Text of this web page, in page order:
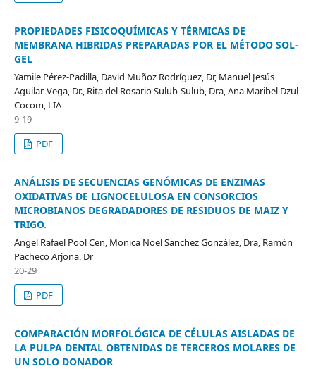
PROPIEDADES FISICOQUÍMICAS Y TÉRMICAS DE
MEMBRANA HIBRIDAS PREPARADAS POR EL MÉTODO SOL-
GEL
Yamile Pérez-Padilla, David Muñoz Rodríguez, Dr, Manuel Jesús
Aguilar-Vega, Dr., Rita del Rosario Sulub-Sulub, Dra, Ana Maribel Dzul
Cocom, LIA
9-19
PDF
ANÁLISIS DE SECUENCIAS GENÓMICAS DE ENZIMAS
OXIDATIVAS DE LIGNOCELULOSA EN CONSORCIOS
MICROBIANOS DEGRADADORES DE RESIDUOS DE MAIZ Y
TRIGO.
Angel Rafael Pool Cen, Monica Noel Sanchez González, Dra, Ramón
Pacheco Arjona, Dr
20-29
PDF
COMPARACIÓN MORFOLÓGICA DE CÉLULAS AISLADAS DE
LA PULPA DENTAL OBTENIDAS DE TERCEROS MOLARES DE
UN SOLO DONADOR